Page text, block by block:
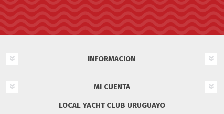
INFORMACION
MI CUENTA
LOCAL YACHT CLUB URUGUAYO